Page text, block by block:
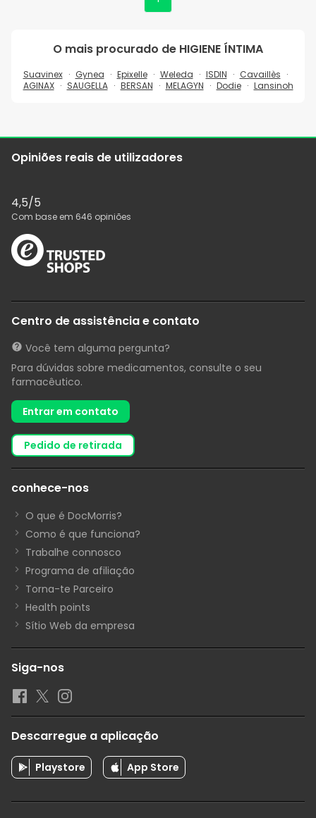
O mais procurado de HIGIENE ÍNTIMA
Suavinex Gynea Epixelle Weleda ISDIN
Cavaillès
AGINAX
SAUGELLA BERSAN MELAGYN Dodie Lansinoh
Opiniões reais de utilizadores
4,5/5
Com base em 646 opiniões
Centro de assistência e contato
Você tem alguma pergunta?
Para dúvidas sobre medicamentos, consulte o seu
farmacêutico.
Entrar em contato
pedido de retirada
conhece-nos
O que é DocMorris?
Como é que funciona?
Trabalhe connosco
Programa de afiliação
Torna-te Parceiro
Health points
Sítio Web da empresa
Siga-nos
Descarregue a aplicação
Playstore App Store